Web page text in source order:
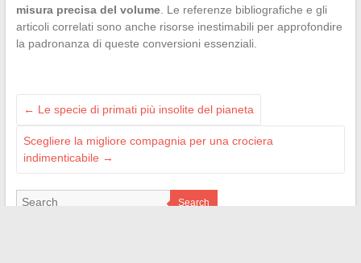
misura precisa del volume. Le referenze bibliografiche e gli
articoli correlati sono anche risorse inestimabili per approfondire
la padronanza di queste conversioni essenziali.
← Le specie di primati più insolite del pianeta
Scegliere la migliore compagnia per una crociera
indimenticabile →
Search